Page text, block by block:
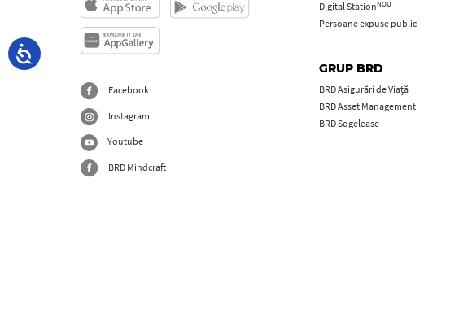
Facebook
Instagram
Youtube
BRD Mindcraft
Digital StationNOU
Persoane expuse public
GRUP BRD
BRD Asigurări de Viață
BRD Asset Management
BRD Sogelease